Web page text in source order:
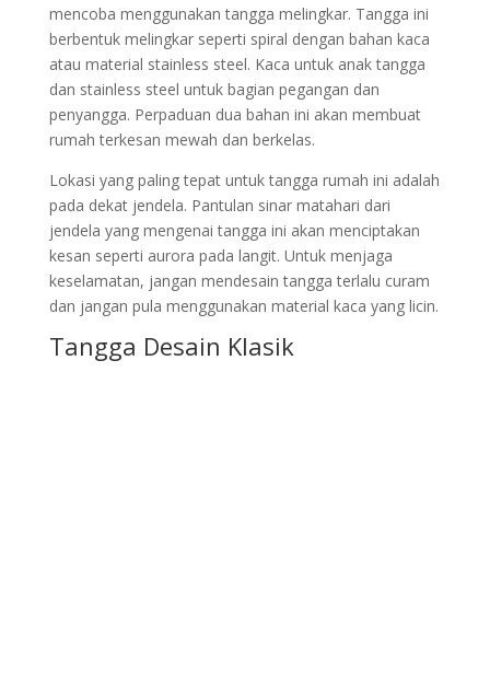
mencoba menggunakan tangga melingkar. Tangga ini
berbentuk melingkar seperti spiral dengan bahan kaca
atau material stainless steel. Kaca untuk anak tangga
dan stainless steel untuk bagian pegangan dan
penyangga. Perpaduan dua bahan ini akan membuat
rumah terkesan mewah dan berkelas.
Lokasi yang paling tepat untuk tangga rumah ini adalah
pada dekat jendela. Pantulan sinar matahari dari
jendela yang mengenai tangga ini akan menciptakan
kesan seperti aurora pada langit. Untuk menjaga
keselamatan, jangan mendesain tangga terlalu curam
dan jangan pula menggunakan material kaca yang licin.
Tangga Desain Klasik